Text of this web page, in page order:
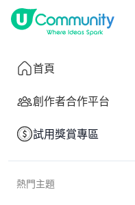
首頁
創作者合作平台
試用獎賞專區
熱門主題